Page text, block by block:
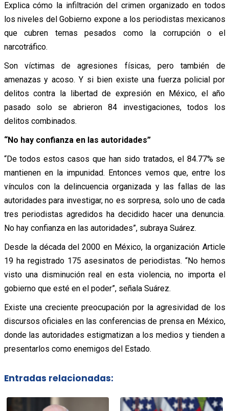
Explica cómo la infiltración del crimen organizado en todos
los niveles del Gobierno expone a los periodistas mexicanos
que cubren temas pesados como la corrupción o el
narcotráfico.
Son víctimas de agresiones físicas, pero también de
amenazas y acoso. Y si bien existe una fuerza policial por
delitos contra la libertad de expresión en México, el año
pasado solo se abrieron 84 investigaciones, todos los
delitos combinados.
“No hay confianza en las autoridades”
“De todos estos casos que han sido tratados, el 84.77% se
mantienen en la impunidad. Entonces vemos que, entre los
vínculos con la delincuencia organizada y las fallas de las
autoridades para investigar, no es sorpresa, solo uno de cada
tres periodistas agredidos ha decidido hacer una denuncia.
No hay confianza en las autoridades”, subraya Suárez.
Desde la década del 2000 en México, la organización Article
19 ha registrado 175 asesinatos de periodistas. “No hemos
visto una disminución real en esta violencia, no importa el
gobierno que esté en el poder”, señala Suárez.
Existe una creciente preocupación por la agresividad de los
discursos oficiales en las conferencias de prensa en México,
donde las autoridades estigmatizan a los medios y tienden a
presentarlos como enemigos del Estado.
Entradas relacionadas: